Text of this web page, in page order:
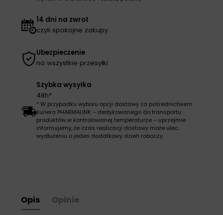
14 dni na zwrot
czyli spokojne zakupy
Ubezpieczenie
na wszystkie przesyłki
Szybka wysyłka
48h*
* W przypadku wyboru opcji dostawy za pośrednictwem
kuriera PHARMALINK – dedykowanego do transportu
produktów w kontrolowanej temperaturze – uprzejmie
informujemy, że czas realizacji dostawy może ulec
wydłużeniu o jeden dodatkowy dzień roboczy.
Opis Opinie